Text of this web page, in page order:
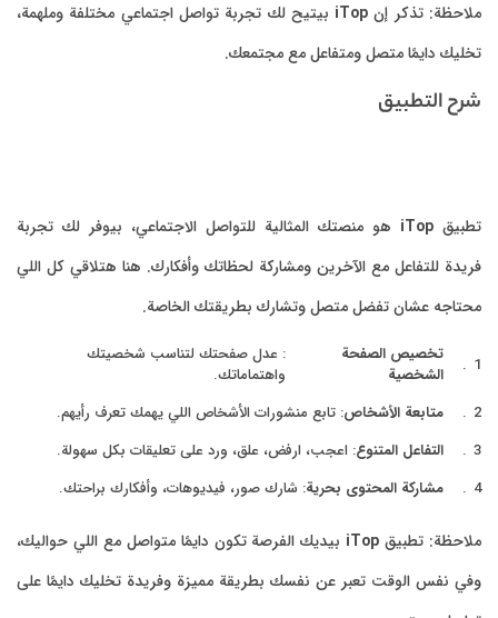
ملاحظة: تذكر إن iTop بيتيح لك تجربة تواصل اجتماعي مختلفة وملهمة،
تخليك دايمًا متصل ومتفاعل مع مجتمعك.
شرح التطبيق
تطبيق iTop هو منصتك المثالية للتواصل الاجتماعي، بيوفر لك تجربة
فريدة للتفاعل مع الآخرين ومشاركة لحظاتك وأفكارك. هنا هتلاقي كل اللي
محتاجه عشان تفضل متصل وتشارك بطريقتك الخاصة.
تخصيص الصفحة
الشخصية
: عدل صفحتك لتناسب شخصيتك
واهتماماتك.
متابعة الأشخاص: تابع منشورات الأشخاص اللي يهمك تعرف رأيهم.
التفاعل المتنوع: اعجب، ارفض، علق، ورد على تعليقات بكل سهولة.
مشاركة المحتوى بحرية: شارك صور، فيديوهات، وأفكارك براحتك.
ملاحظة: تطبيق iTop بيديك الفرصة تكون دايمًا متواصل مع اللي حواليك،
وفي نفس الوقت تعبر عن نفسك بطريقة مميزة وفريدة تخليك دايمًا على